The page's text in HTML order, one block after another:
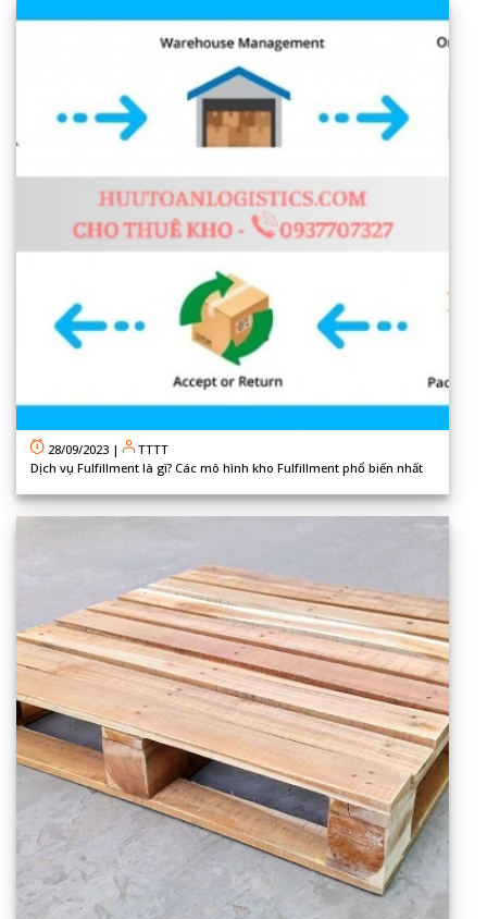
28/09/2023 |
TTTT
Dịch vụ Fulfillment là gì? Các mô hình kho Fulfillment phổ biến nhất